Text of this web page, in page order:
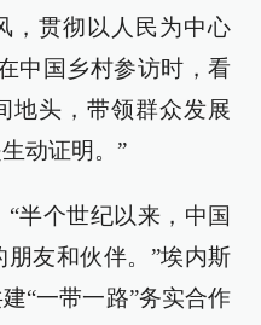
，贯彻以人民为中心
中国乡村参访时，看
地头，带领群众发展
动证明。”
半个世纪以来，中国
友和伙伴。”埃内斯
“一带一路”务实合作